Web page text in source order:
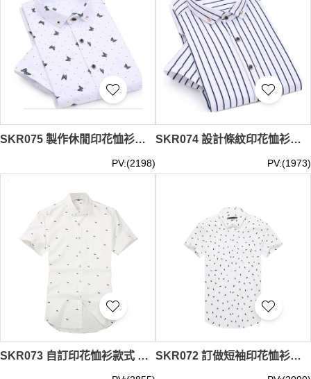
SKR075 製作休閒印花恤衫款式 設計蝴蝶紋印花恤衫款式 訂做時尚印花恤衫款式 印花恤衫中心
PV:(2198)
SKR074 設計條紋印花恤衫款式 自製短袖印花恤衫款式 製作休閒印花恤衫款式 印花恤衫生產商
PV:(1973)
SKR073 自訂印花恤衫款式 訂造休閒印花恤衫款式 印花恤衫 設計短袖印花恤衫 印花恤衫專門店 SKR072 訂做短袖印花恤衫款式 製作休閒印花恤衫款式 自訂時尚印花恤衫款式 印花恤衫專營